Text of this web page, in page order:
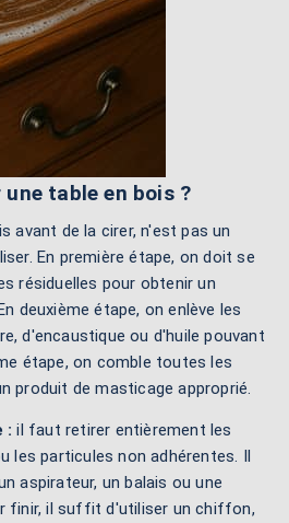
table en bois ?
avant de la cirer, n'est pas un
En première étape, on doit se
résiduelles pour obtenir un
deuxième étape, on enlève les
d'encaustique ou d'huile pouvant
étape, on comble toutes les
produit de masticage approprié.
: il faut retirer entièrement les
les particules non adhérentes. Il
aspirateur, un balais ou une
finir, il suffit d'utiliser un chiffon,